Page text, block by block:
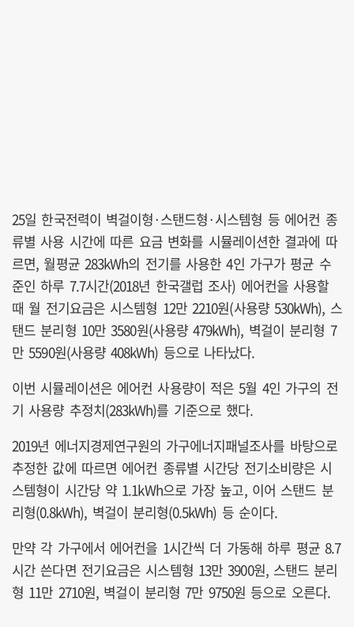
25일 한국전력이 벽걸이형·스탠드형·시스템형 등 에어컨 종
류별 사용 시간에 따른 요금 변화를 시뮬레이션한 결과에 따
르면, 월평균 283kWh의 전기를 사용한 4인 가구가 평균 수
준인 하루 7.7시간(2018년 한국갤럽 조사) 에어컨을 사용할
때 월 전기요금은 시스템형 12만 2210원(사용량 530kWh), 스
탠드 분리형 10만 3580원(사용량 479kWh), 벽걸이 분리형 7
만 5590원(사용량 408kWh) 등으로 나타났다.
이번 시뮬레이션은 에어컨 사용량이 적은 5월 4인 가구의 전
기 사용량 추정치(283kWh)를 기준으로 했다.
2019년 에너지경제연구원의 가구에너지패널조사를 바탕으로
추정한 값에 따르면 에어컨 종류별 시간당 전기소비량은 시
스템형이 시간당 약 1.1kWh으로 가장 높고, 이어 스탠드 분
리형(0.8kWh), 벽걸이 분리형(0.5kWh) 등 순이다.
만약 각 가구에서 에어컨을 1시간씩 더 가동해 하루 평균 8.7
시간 쓴다면 전기요금은 시스템형 13만 3900원, 스탠드 분리
형 11만 2710원, 벽걸이 분리형 7만 9750원 등으로 오른다.